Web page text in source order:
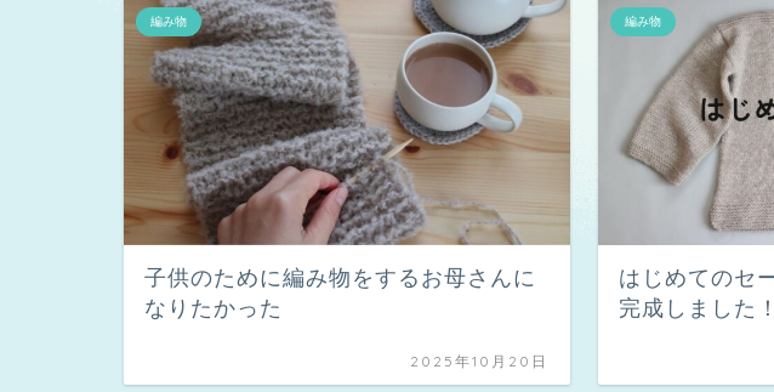
編み物
子供のために編み物をするお母さんに
なりたかった
2025年10月20日
編み物
はじめてのセ
完成しました！